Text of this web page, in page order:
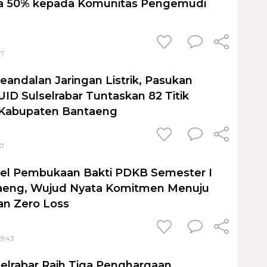
50% kepada Komunitas Pengemudi
Jaringan Listrik, Pasukan
Sulselrabar Tuntaskan 82 Titik
Bantaeng
Pembukaan Bakti PDKB Semester I
Wujud Nyata Komitmen Menuju
Zero Loss